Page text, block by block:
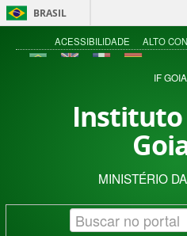
BRASIL
ACESSIBILIDADE ALTO
IF
Instituto
MINISTÉRIO